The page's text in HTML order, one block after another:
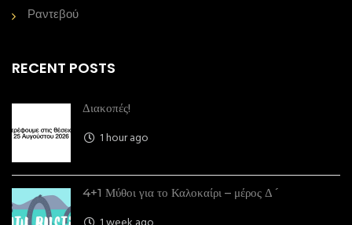
Ραντεβού
RECENT POSTS
Διακοπές!
1 hour ago
4+1 Μύθοι για το Καλοκαίρι – μέρος Δ´